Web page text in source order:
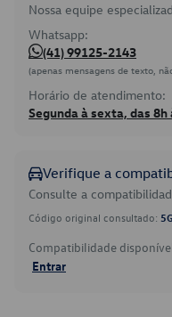
Nossa equipe
Whatsapp:
(41) 99125-2143
(apenas mensagens de texto,
Horário de atendimento:
Segunda à sexta, das 8h
Verifique a
Consulte a
Código original consultado:
Compatibilidade
Entrar